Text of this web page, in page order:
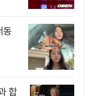
동
합